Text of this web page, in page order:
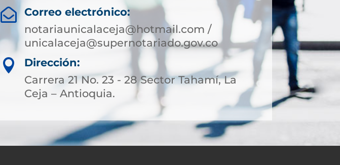

Correo electrónico:
notariaunicalaceja@hotmail.com /
unicalaceja@supernotariado.gov.co

Dirección:
Carrera 21 No. 23 - 28 Sector Tahamí, La
Ceja – Antioquia.